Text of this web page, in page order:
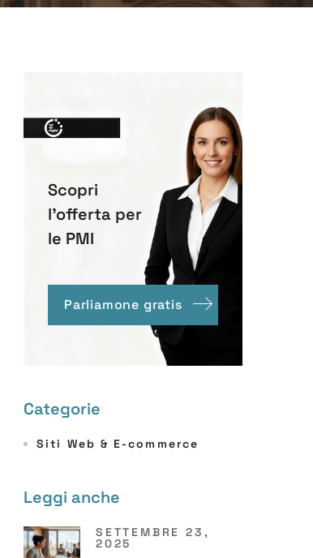
Scopri
l'offerta per
le PMI
Parliamone gratis
Categorie
Siti Web & E-commerce
Leggi anche
SETTEMBRE 23,
2025